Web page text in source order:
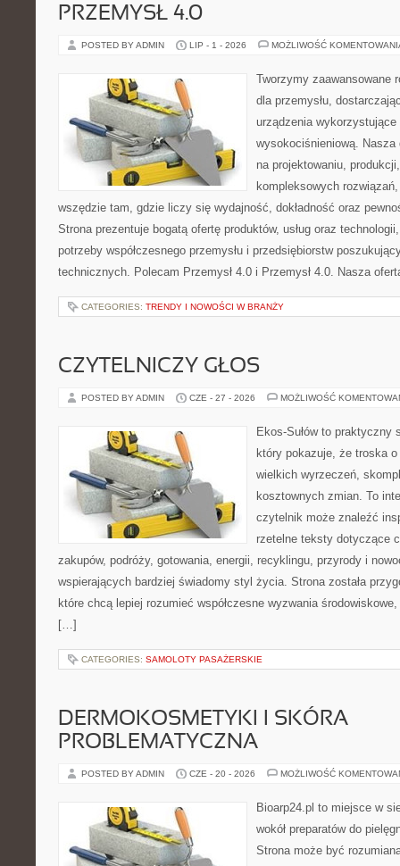
PRZEMYSŁ 4.0
POSTED BY ADMIN LIP - 1 - 2026 MOŻLIWOŚĆ
Tworzymy zaawansowane
dla przemysłu,
urządzenia wykorzystujące
wysokociśnieniową. Nasza
na projektowaniu,
kompleksowych
wszędzie tam, gdzie liczy się wydajność, dokładność oraz
Strona prezentuje bogatą ofertę produktów, usług oraz
potrzeby współczesnego przemysłu i przedsiębiorstw
technicznych. Polecam Przemysł 4.0 i Przemysł 4.0. Nasza
CATEGORIES: TRENDY I NOWOŚCI W BRANŻY
CZYTELNICZY GŁOS
POSTED BY ADMIN CZE - 27 - 2026 MOŻLIWOŚĆ
Ekos-Sułów to praktyczny
który pokazuje, że troska
wielkich wyrzeczeń,
kosztownych zmian. To
czytelnik może znaleźć
rzetelne teksty dotyczące
zakupów, podróży, gotowania, energii, recyklingu, przyrody i
wspierających bardziej świadomy styl życia. Strona została
które chcą lepiej rozumieć współczesne wyzwania
[…]
CATEGORIES: SAMOLOTY PASAŻERSKIE
DERMOKOSMETYKI I SKÓRA
PROBLEMATYCZNA
POSTED BY ADMIN CZE - 20 - 2026 MOŻLIWOŚĆ
Bioarp24.pl to miejsce w
wokół preparatów do
Strona może być